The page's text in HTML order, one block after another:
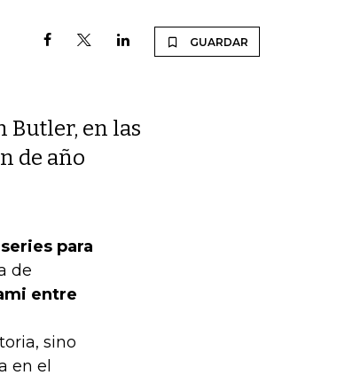
GUARDAR
Butler, en las
de año
para
de
entre
sino
en el